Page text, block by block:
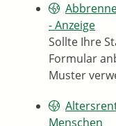
- Anzeige
Sollte Ihre
Formular
Muster
Menschen